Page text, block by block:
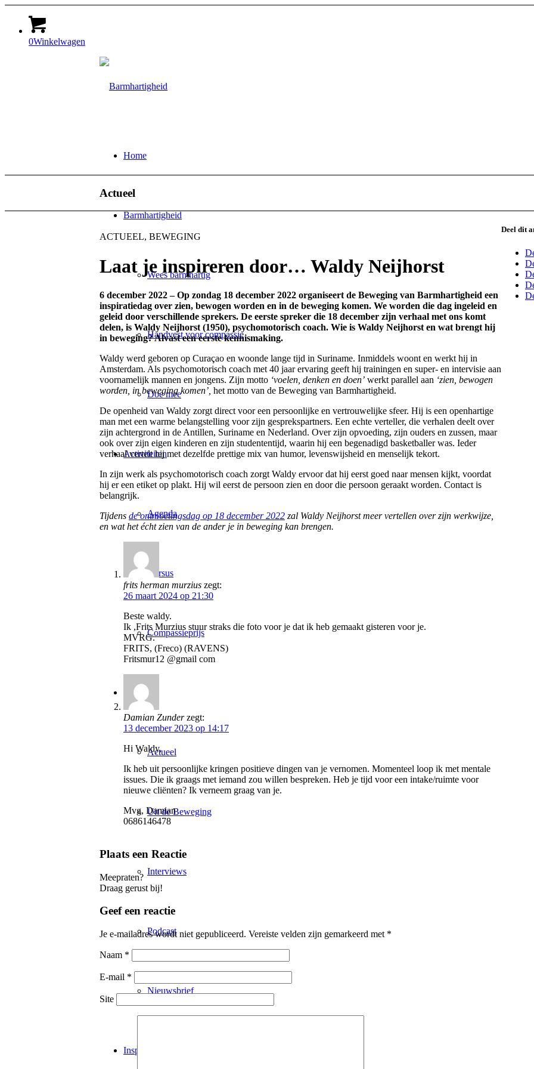
0Winkelwagen
Home
Barmhartigheid
Wees barmhartig
Handvest voor compassie
Doe mee
Activiteiten
Agenda
Cursus
Compassieprijs
Nieuws
Actueel
Uit de Beweging
Interviews
Podcast
Nieuwsbrief
Inspiratie
Actueel
ACTUEEL, BEWEGING
Laat je inspireren door… Waldy Neijhorst
6 december 2022 – Op zondag 18 december 2022 organiseert de Beweging van Barmhartigheid een
inspiratiedag over zien, bewogen worden en in de beweging komen. We worden die dag ingeleid en
geleid door verschillende sprekers. De eerste spreker die 18 december zijn verhaal met ons komt
delen, is Waldy Neijhorst (1950), psychomotorisch coach. Wie is Waldy Neijhorst en wat brengt hij
in beweging? Alvast een eerste kennismaking.
Waldy werd geboren op Curaçao en woonde lange tijd in Suriname. Inmiddels woont en werkt hij in
Amsterdam. Als psychomotorisch coach met 40 jaar ervaring geeft hij trainingen en super- en intervisie aan
voornamelijk mannen en jongens. Zijn motto ‘voelen, denken en doen’ werkt parallel aan ‘zien, bewogen
worden, in beweging komen’, het motto van de Beweging van Barmhartigheid.
De openheid van Waldy zorgt direct voor een persoonlijke en vertrouwelijke sfeer. Hij is een openhartige
man met een warme belangstelling voor zijn gesprekspartners. Een echte verteller, die verhalen deelt over
zijn achtergrond in de Antillen, Suriname en Nederland. Over zijn opvoeding, zijn ouders en zussen, maar
ook over zijn eigen kinderen en zijn studententijd, waarin hij een begenadigd basketballer was. Ieder
verhaal vertelt hij met dezelfde prettige mix van humor, levenswijsheid en menselijk tekort.
In zijn werk als psychomotorisch coach zorgt Waldy ervoor dat hij eerst goed naar mensen kijkt, voordat
hij er een etiket op plakt. Hij wil eerst de persoon zien en door die persoon geraakt worden. Contact is
belangrijk.
Tijdens de ontmoetingsdag op 18 december 2022 zal Waldy Neijhorst meer vertellen over zijn werkwijze,
en wat het écht zien van de ander je in beweging kan brengen.
frits herman murzius zegt:
26 maart 2024 op 21:30
Beste waldy.
Ik ,Frits Murzius stuur straks die foto voor je dat ik heb gemaakt gisteren voor je.
MVRG.
FRITS, (Freco) (RAVENS)
Fritsmur12 @gmail com
Damian Zunder zegt:
13 december 2023 op 14:17
Hi Waldy,
Ik heb uit persoonlijke kringen positieve dingen van je vernomen. Momenteel loop ik met mentale
issues. Die ik graags met iemand zou willen bespreken. Heb je tijd voor een intake/ruimte voor
nieuwe cliënten? Ik verneem graag van je.
Mvg, Damian
0686146478
Plaats een Reactie
Meepraten?
Draag gerust bij!
Geef een reactie
Je e-mailadres wordt niet gepubliceerd. Vereiste velden zijn gemarkeerd met *
Naam *
E-mail *
Site
Deel dit